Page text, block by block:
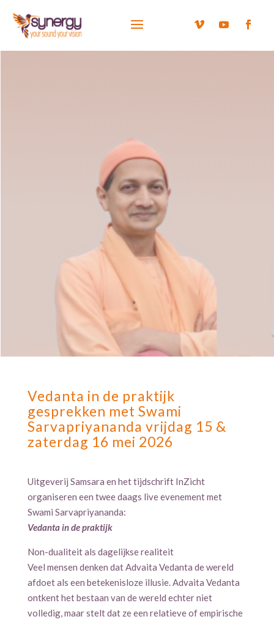
Vedanta in de praktijk
gesprekken met Swami
Sarvapriyananda vrijdag 15 &
zaterdag 16 mei 2026
Uitgeverij Samsara en het tijdschrift InZicht
organiseren een twee daags live evenement met
Swami Sarvapriyananda:
Vedanta in de praktijk
Non-dualiteit als dagelijkse realiteit
Veel mensen denken dat Advaita Vedanta de wereld
afdoet als een betekenisloze illusie. Advaita Vedanta
ontkent het bestaan van de wereld echter niet
volledig, maar stelt dat ze een relatieve of empirische